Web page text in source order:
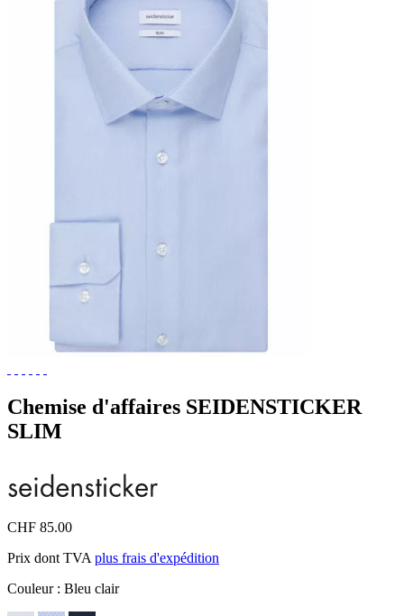
Chemise d'affaires SEIDENSTICKER
SLIM
CHF 85.00
Prix dont TVA plus frais d'expédition
Couleur : Bleu clair